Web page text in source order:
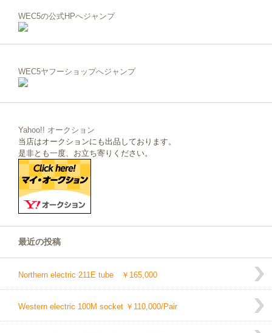
WEC5の公式HPへジャンプ
WEC5ヤフーショップへジャンプ
Yahoo!! オークション
当店はオークションにも出品しております。
是非とも一度、お立ち寄りください。
最近の投稿
Northern electric 211E tube ￥165,000
Western electric 100M socket ￥110,000/Pair